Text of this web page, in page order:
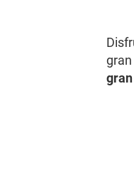
gran